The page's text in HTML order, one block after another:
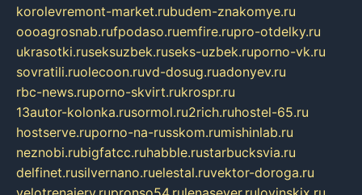
korolevremont-market.rubudem-znakomye.ru
oooagrosnab.rufpodaso.ruemfire.rupro-otdelky.ru
ukrasotki.ruseksuzbek.ruseks-uzbek.ruporno-vk.ru
sovratili.ruolecoon.ruvd-dosug.ruadonyev.ru
rbc-news.ruporno-skvirt.rukrospr.ru
13autor-kolonka.rusormol.ru2rich.ruhostel-65.ru
hostserve.ruporno-na-russkom.rumishinlab.ru
neznobi.rubigfatcc.ruhabble.rustarbucksvia.ru
delfinet.rusilvernano.ruelestal.ruvektor-doroga.ru